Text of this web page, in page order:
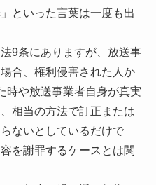
といった言葉は一度も出
9条にありますが、放送事
合、権利侵害された人か
時や放送事業者自身が真実
相当の方法で訂正または
ないとしているだけで
を謝罪するケースとは関